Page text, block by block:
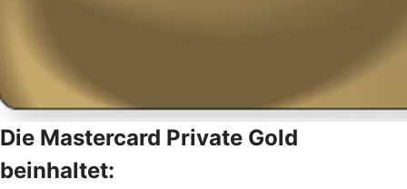
Die Mastercard Private Gold
beinhaltet: